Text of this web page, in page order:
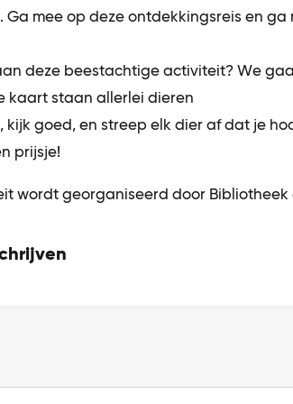
Ga mee op deze ontdekkingsreis en ga
deze beestachtige activiteit? We
kaart staan allerlei dieren
kijk goed, en streep elk dier af dat je
prijsje!
wordt georganiseerd door Bibliotheek